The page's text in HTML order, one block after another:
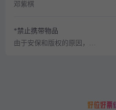
邓紫棋
*禁止携带物品
由于安保和版权的原因，大多数演出、展览及比赛场所禁止携带食品、饮料、专业摄录设备、打火机等物品，请您注意现场工作人员和广播的提示，予以配合。